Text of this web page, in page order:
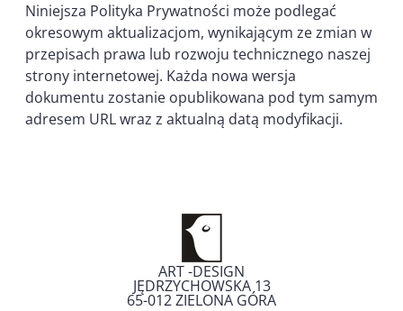
Niniejsza Polityka Prywatności może podlegać
okresowym aktualizacjom, wynikającym ze zmian w
przepisach prawa lub rozwoju technicznego naszej
strony internetowej. Każda nowa wersja
dokumentu zostanie opublikowana pod tym samym
adresem URL wraz z aktualną datą modyfikacji.
ART -DESIGN
JĘDRZYCHOWSKA 13
65-012ZIELONA GÓRA